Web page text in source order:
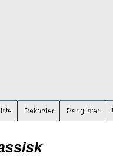
Rekorder Ranglister